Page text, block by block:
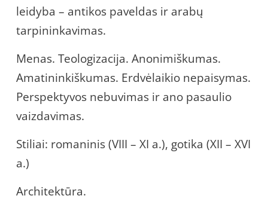
leidyba – antikos paveldas ir arabų
tarpininkavimas.
Menas. Teologizacija. Anonimiškumas.
Amatininkiškumas. Erdvėlaikio nepaisymas.
Perspektyvos nebuvimas ir ano pasaulio
vaizdavimas.
Stiliai: romaninis (VIII – XI a.), gotika (XII – XVI
a.)
Architektūra.